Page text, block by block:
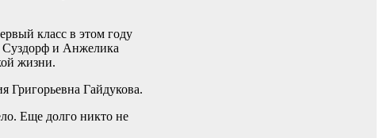
класс в этом году
и Анжелика
жизни.
Григорьевна Гайдукова.
Еще долго никто не